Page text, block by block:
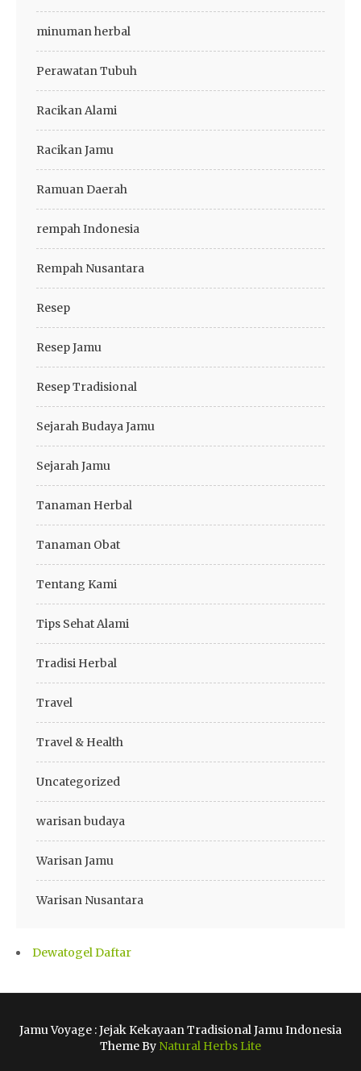
minuman herbal
Perawatan Tubuh
Racikan Alami
Racikan Jamu
Ramuan Daerah
rempah Indonesia
Rempah Nusantara
Resep
Resep Jamu
Resep Tradisional
Sejarah Budaya Jamu
Sejarah Jamu
Tanaman Herbal
Tanaman Obat
Tentang Kami
Tips Sehat Alami
Tradisi Herbal
Travel
Travel & Health
Uncategorized
warisan budaya
Warisan Jamu
Warisan Nusantara
Dewatogel Daftar
Jamu Voyage : Jejak Kekayaan Tradisional Jamu Indonesia
Theme By Natural Herbs Lite